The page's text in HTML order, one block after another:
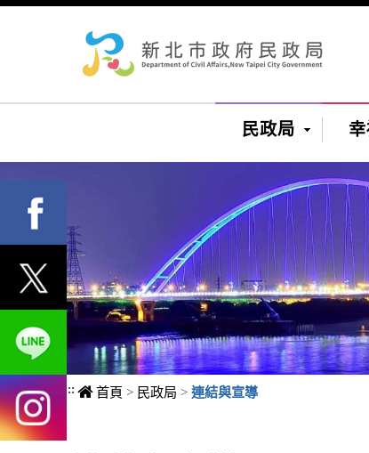
民政局
::: 首頁 > 民政局 > 連結與宣導